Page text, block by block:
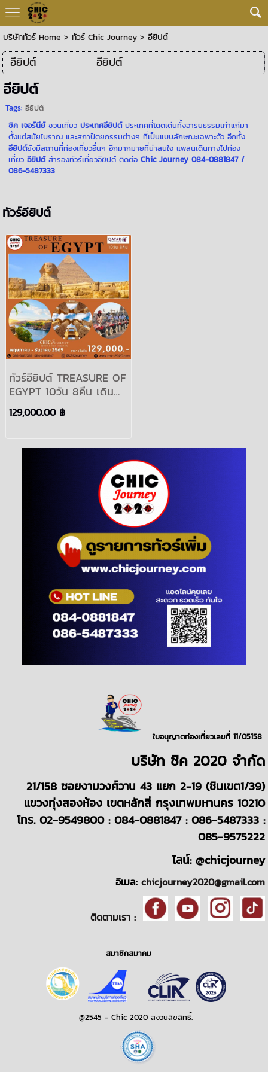
บริษัททัวร์ Home > ทัวร์ Chic Journey> อียิปต์
อียิปต์ อียิปต์
อียิปต์
Tags: อียิปต์
ชิค เจอร์นีย์ชวนเที่ยวประเทศอียิปต์ประเทศที่โดดเด่นทั้งอารยธรรมเก่าแก่มา
ตั้งแต่สมัยโบราณ และสถาปัตยกรรมต่างๆ ที่เป็นแบบลักษณะเฉพาะตัว อีกทั้ง
อียิปต์ยังมีสถานที่ท่องเที่ยวอื่นๆ อีกมากมายที่น่าสนใจ แพลนเดินทางไปท่อง
เที่ยวอียิปต์สำรองทัวร์เที่ยวอียิปต์ ติดต่อChic Journey 084-0881847 /
086-5487333
ทัวร์อียิปต์
ทัวร์อียิปต์ TREASURE OF
EGYPT 10วัน 8คืน เดิน
ทาง พฤษภาคม-ธันวาคม
2567 | สายการบิน Qatar
129,000.00 ฿
ใบอนุญาตท่องเที่ยวเลขที่ 11/05158
บริษัท ชิค 2020 จำกัด
21/158 ซอยงามวงศ์วาน 43 แยก 2-19 (ชินเขต1/39)
แขวงทุ่งสองห้อง เขตหลักสี่ กรุงเทพมหานคร 10210
โทร. 02-9549800 : 084-0881847 : 086-5487333 :
085-9575222
ไลน์: @chicjourney
อีเมล: chicjourney2020@gmail.com
ติดตามเรา :
สมาชิกสมาคม
@2545 - Chic 2020 สงวนลิขสิทธิ์.